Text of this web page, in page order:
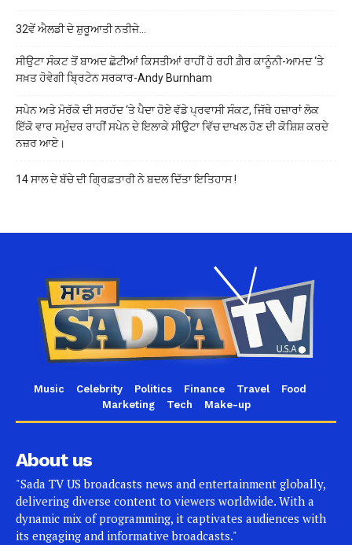
32ਵੇਂ ਐਲਡੀ ਦੇ ਸ਼ੁਰੂਆਤੀ ਨਤੀਜੇ…
ਸੀਉਟਾ ਸੰਕਟ ਤੋਂ ਬਾਅਦ ਛੋਟੀਆਂ ਕਿਸਤੀਆਂ ਰਾਹੀਂ ਹੋ ਰਹੀ ਗ਼ੈਰ ਕਾਨੂੰਨੀ-ਆਮਦ ‘ਤੇ
ਸਖ਼ਤ ਹੋਵੇਗੀ ਬ੍ਰਿਟੇਨ ਸਰਕਾਰ-Andy Burnham
ਸਪੇਨ ਅਤੇ ਮੋਰੱਕੋ ਦੀ ਸਰਹੱਦ ‘ਤੇ ਪੈਦਾ ਹੋਏ ਵੱਡੇ ਪ੍ਰਵਾਸੀ ਸੰਕਟ, ਜਿੱਥੇ ਹਜ਼ਾਰਾਂ ਲੋਕ
ਇੱਕੋ ਵਾਰ ਸਮੁੰਦਰ ਰਾਹੀਂ ਸਪੇਨ ਦੇ ਇਲਾਕੇ ਸੀਉਟਾ ਵਿੱਚ ਦਾਖਲ ਹੋਣ ਦੀ ਕੋਸ਼ਿਸ਼ ਕਰਦੇ
ਨਜ਼ਰ ਆਏ।
14 ਸਾਲ ਦੇ ਬੱਚੇ ਦੀ ਗ੍ਰਿਫ਼ਤਾਰੀ ਨੇ ਬਦਲ ਦਿੱਤਾ ਇਤਿਹਾਸ !
Music Celebrity Politics Finance Travel
Food
Marketing
Tech Make-up
About us
"Sada TV US broadcasts news and entertainment globally,
delivering diverse content to viewers worldwide. With a
dynamic mix of programming, it captivates audiences with
its engaging and informative broadcasts."